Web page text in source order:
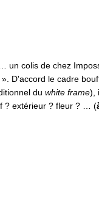
un colis de chez
». D'accord le cadre
du white frame),
? extérieur ? fleur ? … (